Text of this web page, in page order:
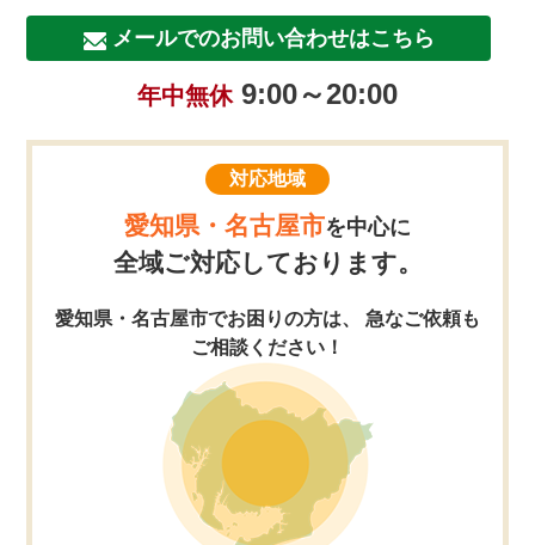
メールでのお問い合わせはこちら
年中無休9:00～20:00
対応地域
愛知県・名古屋市を中心に
全域ご対応しております。
愛知県・名古屋市でお困りの方は、 急なご依頼も
ご相談ください！